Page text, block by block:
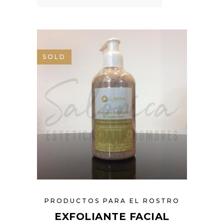
SOLD
PRODUCTOS PARA EL ROSTRO
EXFOLIANTE FACIAL